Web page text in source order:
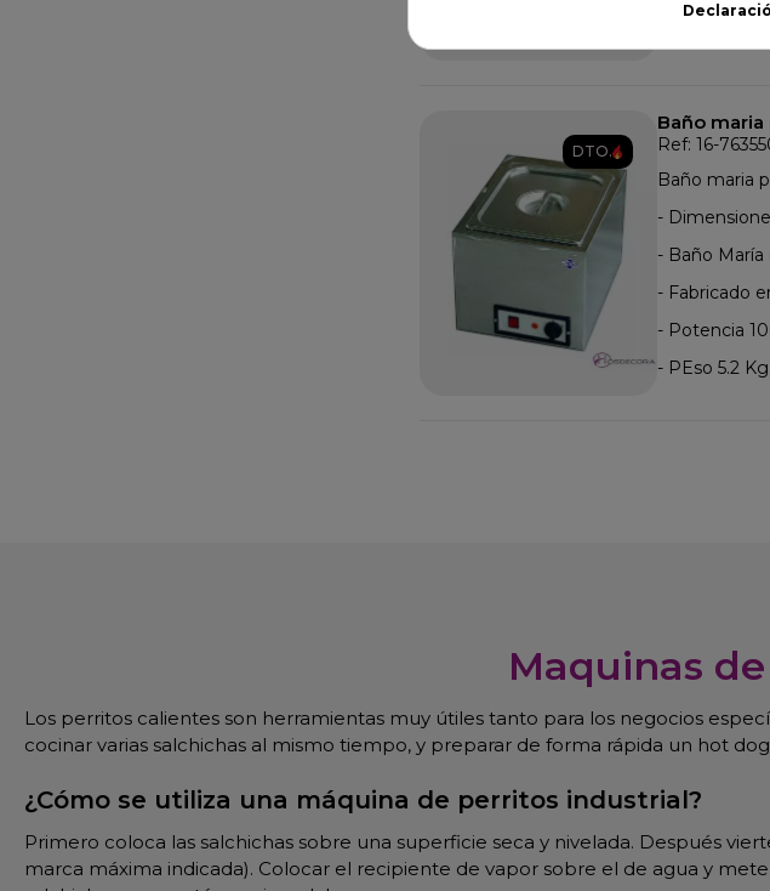
DTO.
Baño maria
Ref: 16-
Baño maria
-
- Baño
- Fabricado
- Potencia
- PEso 5.2 Kg.
Maquinas
Los perritos calientes son herramientas muy útiles tanto para los negocios
cocinar varias salchichas al mismo tiempo, y preparar de forma rápida un hot
¿Cómo se utiliza una máquina de perritos industrial?
Primero coloca las salchichas sobre una superficie seca y nivelada. Después
marca máxima indicada). Colocar el recipiente de vapor sobre el de agua y